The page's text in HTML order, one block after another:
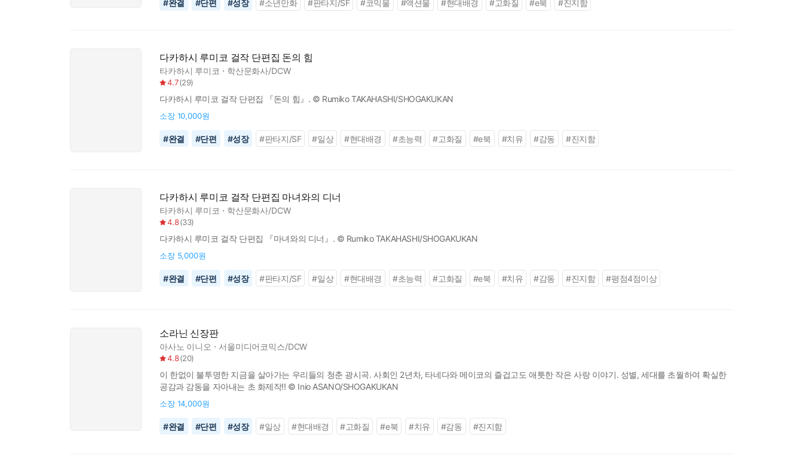
#완결 #단편 #성장 #소년만화 #판타지/SF #코믹물 #액션물 #현대배경 #고화질 #e북 #진지함
다카하시 루미코 걸작 단편집 돈의 힘
타카하시 루미코 학산문화사/DCW
4.7(29)
다카하시 루미코 걸작 단편집 『돈의 힘』. © Rumiko TAKAHASHI/SHOGAKUKAN
소장 10,000원
#완결 #단편 #성장 #판타지/SF #일상 #현대배경 #초능력 #고화질 #e북 #치유 #감동 #진지함
다카하시 루미코 걸작 단편집 마녀와의 디너
타카하시 루미코 학산문화사/DCW
4.8(33)
다카하시 루미코 걸작 단편집 『마녀와의 디너』. © Rumiko TAKAHASHI/SHOGAKUKAN
소장 5,000원
#완결 #단편 #성장 #판타지/SF #일상 #현대배경 #초능력 #고화질 #e북 #치유 #감동 #진지함 #평점4점이상
소라닌 신장판
아사노 이니오 서울미디어코믹스/DCW
4.8(20)
이 한없이 불투명한 지금을 살아가는 우리들의 청춘 광시곡. 사회인 2년차, 타네다와 메이코의 즐겁고도 애틋한 작은 사랑 이야기. 성별, 세대를 초월하여 확실한
공감과 감동을 자아내는 초 화제작!! © Inio ASANO/SHOGAKUKAN
소장 14,000원
#완결 #단편 #성장 #일상 #현대배경 #고화질 #e북 #치유 #감동 #진지함